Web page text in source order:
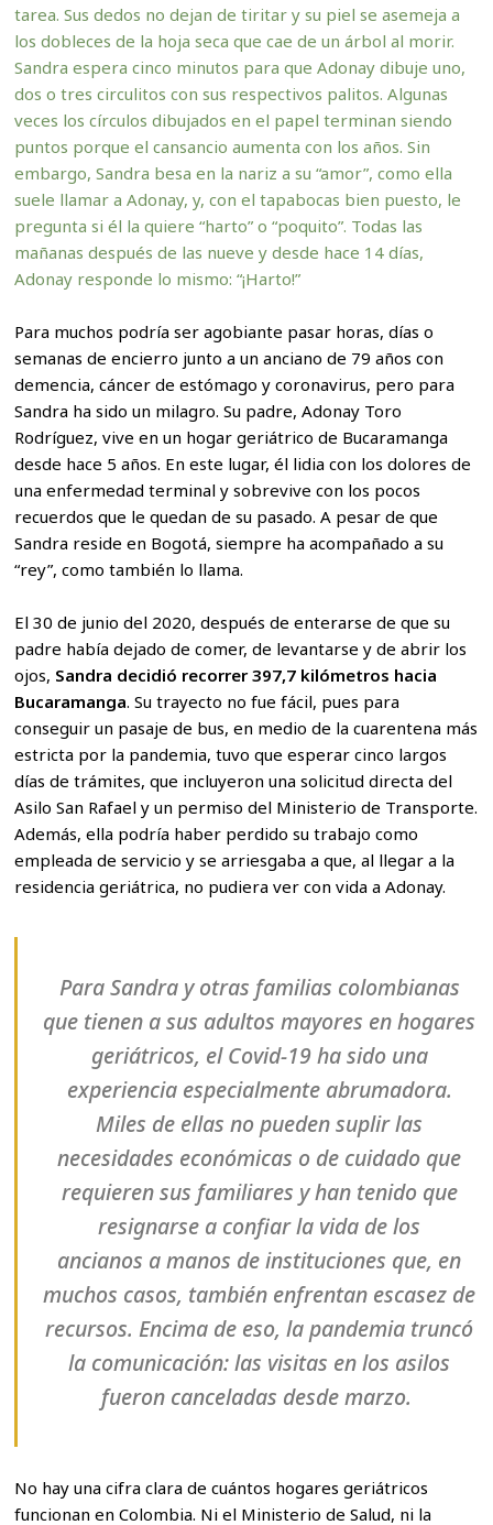
tarea. Sus dedos no dejan de tiritar y su piel se asemeja a
los dobleces de la hoja seca que cae de un árbol al morir.
Sandra espera cinco minutos para que Adonay dibuje uno,
dos o tres circulitos con sus respectivos palitos. Algunas
veces los círculos dibujados en el papel terminan siendo
puntos porque el cansancio aumenta con los años. Sin
embargo, Sandra besa en la nariz a su “amor”, como ella
suele llamar a Adonay, y, con el tapabocas bien puesto, le
pregunta si él la quiere “harto” o “poquito”. Todas las
mañanas después de las nueve y desde hace 14 días,
Adonay responde lo mismo: “¡Harto!”
Para muchos podría ser agobiante pasar horas, días o
semanas de encierro junto a un anciano de 79 años con
demencia, cáncer de estómago y coronavirus, pero para
Sandra ha sido un milagro. Su padre, Adonay Toro
Rodríguez, vive en un hogar geriátrico de Bucaramanga
desde hace 5 años. En este lugar, él lidia con los dolores de
una enfermedad terminal y sobrevive con los pocos
recuerdos que le quedan de su pasado. A pesar de que
Sandra reside en Bogotá, siempre ha acompañado a su
“rey”, como también lo llama.
El 30 de junio del 2020, después de enterarse de que su
padre había dejado de comer, de levantarse y de abrir los
ojos, Sandra decidió recorrer 397,7 kilómetros hacia
Bucaramanga. Su trayecto no fue fácil, pues para
conseguir un pasaje de bus, en medio de la cuarentena más
estricta por la pandemia, tuvo que esperar cinco largos
días de trámites, que incluyeron una solicitud directa del
Asilo San Rafael y un permiso del Ministerio de Transporte.
Además, ella podría haber perdido su trabajo como
empleada de servicio y se arriesgaba a que, al llegar a la
residencia geriátrica, no pudiera ver con vida a Adonay.
Para Sandra y otras familias colombianas
que tienen a sus adultos mayores en hogares
geriátricos, el Covid-19 ha sido una
experiencia especialmente abrumadora.
Miles de ellas no pueden suplir las
necesidades económicas o de cuidado que
requieren sus familiares y han tenido que
resignarse a confiar la vida de los
ancianos a manos de instituciones que, en
muchos casos, también enfrentan escasez de
recursos. Encima de eso, la pandemia truncó
la comunicación: las visitas en los asilos
fueron canceladas desde marzo.
No hay una cifra clara de cuántos hogares geriátricos
funcionan en Colombia. Ni el Ministerio de Salud, ni la